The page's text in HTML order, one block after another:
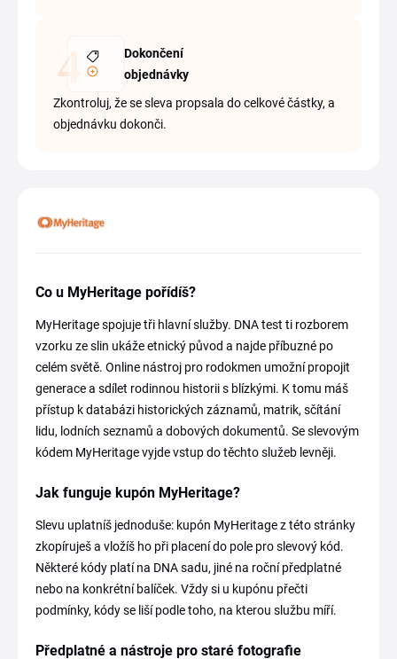
Dokončení
objednávky
Zkontroluj, že se sleva propsala do celkové částky, a
objednávku dokonči.
Co u MyHeritage pořídíš?
MyHeritage spojuje tři hlavní služby. DNA test ti rozborem
vzorku ze slin ukáže etnický původ a najde příbuzné po
celém světě. Online nástroj pro rodokmen umožní propojit
generace a sdílet rodinnou historii s blízkými. K tomu máš
přístup k databázi historických záznamů, matrik, sčítání
lidu, lodních seznamů a dobových dokumentů. Se slevovým
kódem MyHeritage vyjde vstup do těchto služeb levněji.
Jak funguje kupón MyHeritage?
Slevu uplatníš jednoduše: kupón MyHeritage z této stránky
zkopíruješ a vložíš ho při placení do pole pro slevový kód.
Některé kódy platí na DNA sadu, jiné na roční předplatné
nebo na konkrétní balíček. Vždy si u kupónu přečti
podmínky, kódy se liší podle toho, na kterou službu míří.
Předplatné a nástroje pro staré fotografie